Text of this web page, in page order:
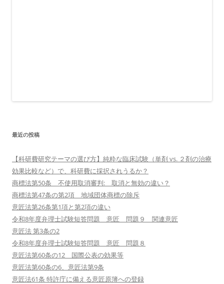
最近の投稿
【科研費研究テーマの選び方】純粋な臨床試験（単剤 vs. ２剤の治療
効果比較など）で、科研費に採択されうるか？
商標法第50条 不使用取消審判: 取消と無効の違い？
商標法第47条の第2項 地域団体商標の除斥
意匠法第26条第1項と第2項の違い
令和8年度弁理士試験短答問題 意匠 問題９ 関連意匠
意匠法 第3条の2
令和8年度弁理士試験短答問題 意匠 問題８
意匠法第60条の12 国際公表の効果等
意匠法第60条の6、意匠法第9条
意匠法61条 特許庁に備える意匠原簿への登録